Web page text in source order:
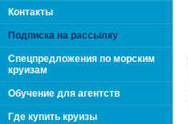
Контакты
Подписка на рассылку
Спецпредложения по морским
круизам
Обучение для агентств
Где купить круизы